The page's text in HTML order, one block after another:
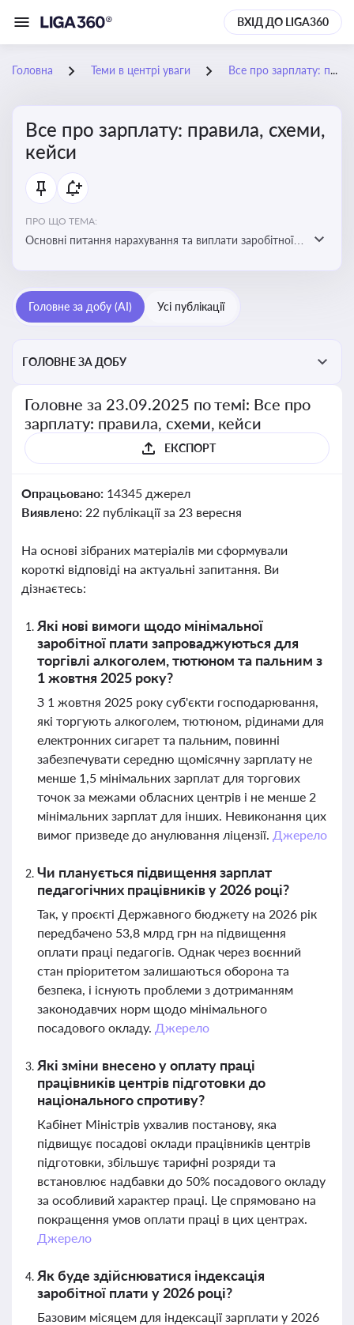
ВХІД ДО LIGA360
Головна Теми в центрі уваги Все про зарплату: правила, схеми, кейси
Все про зарплату: правила, схеми,
кейси
ПРО ЩО ТЕМА:
Основні питання нарахування та виплати заробітної
інформації про можливі схеми зловживань
Головне за добу (AI) Усі публікації
ГОЛОВНЕ ЗА ДОБУ
Головне за 23.09.2025 по темі: Все про
зарплату: правила, схеми, кейси
ЕКСПОРТ
Опрацьовано: 14345 джерел
Виявлено: 22 публікації за 23 вересня
На основі зібраних матеріалів ми сформували
короткі відповіді на актуальні запитання. Ви
дізнаєтесь:
Які нові вимоги щодо мінімальної
заробітної плати запроваджуються для
торгівлі алкоголем, тютюном та пальним з
1 жовтня 2025 року?
З 1 жовтня 2025 року суб'єкти господарювання,
які торгують алкоголем, тютюном, рідинами для
електронних сигарет та пальним, повинні
забезпечувати середню щомісячну зарплату не
менше 1,5 мінімальних зарплат для торгових
точок за межами обласних центрів і не менше 2
мінімальних зарплат для інших. Невиконання цих
вимог призведе до анулювання ліцензії. Джерело
Чи планується підвищення зарплат
педагогічних працівників у 2026 році?
Так, у проєкті Державного бюджету на 2026 рік
передбачено 53,8 млрд грн на підвищення
оплати праці педагогів. Однак через воєнний
стан пріоритетом залишаються оборона та
безпека, і існують проблеми з дотриманням
законодавчих норм щодо мінімального
посадового окладу. Джерело
Які зміни внесено у оплату праці
працівників центрів підготовки до
національного спротиву?
Кабінет Міністрів ухвалив постанову, яка
підвищує посадові оклади працівників центрів
підготовки, збільшує тарифні розряди та
встановлює надбавки до 50% посадового окладу
за особливий характер праці. Це спрямовано на
покращення умов оплати праці в цих центрах.
Джерело
Як буде здійснюватися індексація
заробітної плати у 2026 році?
Базовим місяцем для індексації зарплати у 2026